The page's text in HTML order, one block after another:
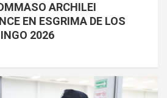
ARCHILEI
EN ESGRIMA DE LOS
2026